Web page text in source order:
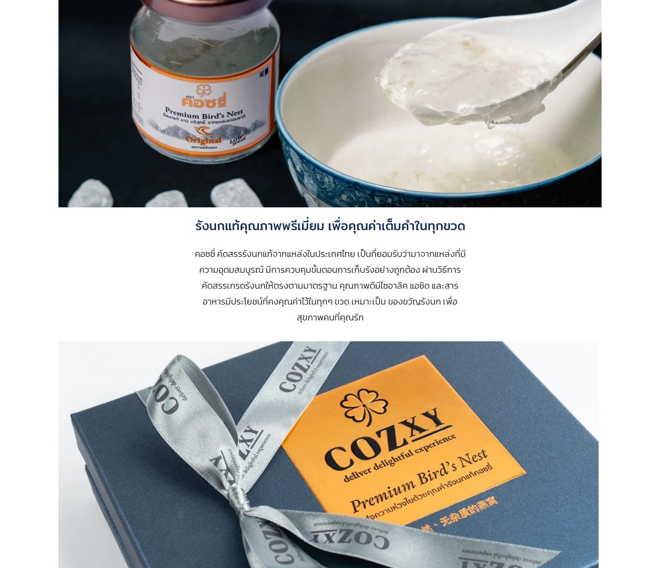
รังนกแท้คุณภาพพรีเมี่ยม เพื่อคุณค่าเต็มคำในทุกขวด
คอซซี่ คัดสรรรังนกแท้จากแหล่งในประเทศไทย เป็นที่ยอมรับว่ามาจากแหล่งที่มี
ความอุดมสมบูรณ์ มีการควบคุมขั้นตอนการเก็บรังอย่างถูกต้อง ผ่านวิธีการ
คัดสรรเกรดรังนกให้ตรงตามมาตรฐาน คุณภาพดีมีไซอาลิค แอซิด และสาร
อาหารมีประโยชน์ที่คงคุณค่าไว้ในทุกๆ ขวด เหมาะเป็น ของขวัญรังนก เพื่อ
สุขภาพคนที่คุณรัก